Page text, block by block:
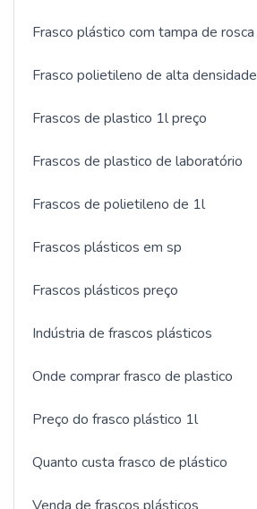
Frasco plástico com tampa de rosca
Frasco polietileno de alta densidade
Frascos de plastico 1l preço
Frascos de plastico de laboratório
Frascos de polietileno de 1l
Frascos plásticos em sp
Frascos plásticos preço
Indústria de frascos plásticos
Onde comprar frasco de plastico
Preço do frasco plástico 1l
Quanto custa frasco de plástico